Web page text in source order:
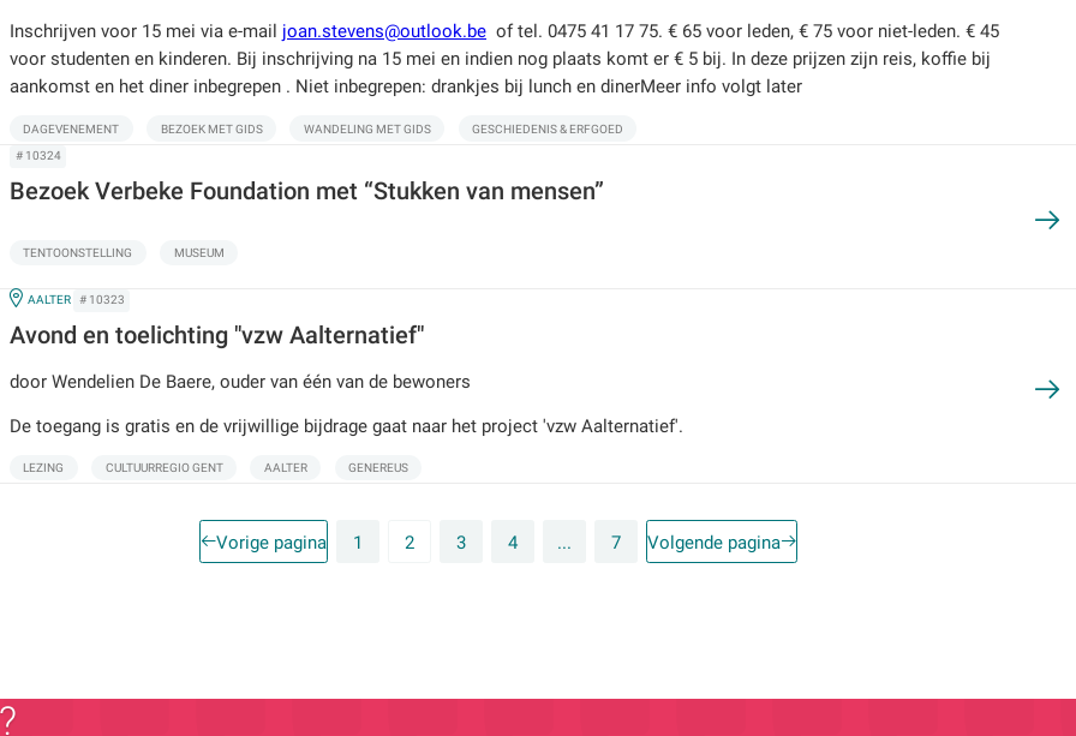
Inschrijven voor 15 mei via e-mail joan.stevens@outlook.be of tel. 0475 41 17 75. € 65 voor leden, € 75 voor niet-leden. € 45
voor studenten en kinderen. Bij inschrijving na 15 mei en indien nog plaats komt er € 5 bij. In deze prijzen zijn reis, koffie bij
aankomst en het diner inbegrepen . Niet inbegrepen: drankjes bij lunch en dinerMeer info volgt later
DAGEVENEMENT BEZOEK MET GIDS WANDELING MET GIDS GESCHIEDENIS & ERFGOED
# 10324
Bezoek Verbeke Foundation met “Stukken van mensen”
TENTOONSTELLING MUSEUM
IN
AALTER # 10323
Avond en toelichting "vzw Aalternatief"
door Wendelien De Baere, ouder van één van de bewoners
De toegang is gratis en de vrijwillige bijdrage gaat naar het project 'vzw Aalternatief'.
LEZING CULTUURREGIO GENT AALTER GENEREUS
Vorige pagina 1 2 3 4 ... 7 Volgende pagina